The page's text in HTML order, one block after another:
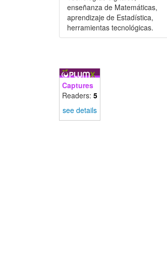
enseñanza de Matemáticas,
aprendizaje de Estadística,
herramientas tecnológicas.
Captures
Readers: 5
see details